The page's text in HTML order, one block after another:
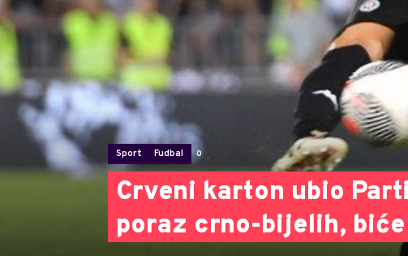
Sport Fudbal 0
Crveni karton ubio
poraz crno-bijelih,